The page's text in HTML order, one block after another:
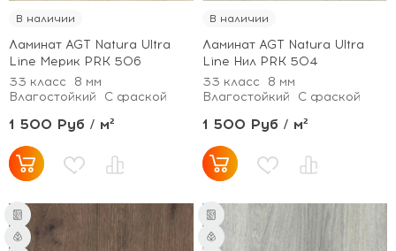
В наличии
Ламинат AGT Natura Ultra
Line Мерик PRK 506
33 класс
8 мм
Влагостойкий
С фаской
1 500 Руб / м²
В наличии
Ламинат AGT Natura Ultra
Line Нил PRK 504
33 класс
8 мм
Влагостойкий
С фаской
1 500 Руб / м²